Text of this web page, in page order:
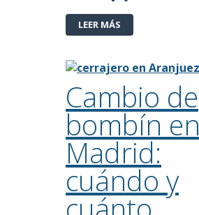
LEER MÁS
Cambio de
bombín en
Madrid:
cuándo y